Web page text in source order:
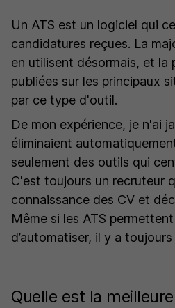
Un ATS est un logiciel qui
candidatures reçues. La
en utilisent désormais, et la
publiées sur les principaux
par ce type d'outil.
De mon expérience, je n'ai
éliminaient
seulement des outils qui
C'est toujours un recruteur
connaissance des CV et
Même si les ATS
d’automatiser, il y a
Quelle est la